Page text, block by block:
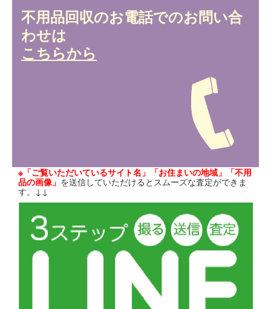
不用品回収のお電話でのお問い合
わせは
こちらから
※「ご覧いただいているサイト名」「お住まいの地域」「不用
品の画像」 を送信していただけるとスムーズな査定ができま
す。↓↓